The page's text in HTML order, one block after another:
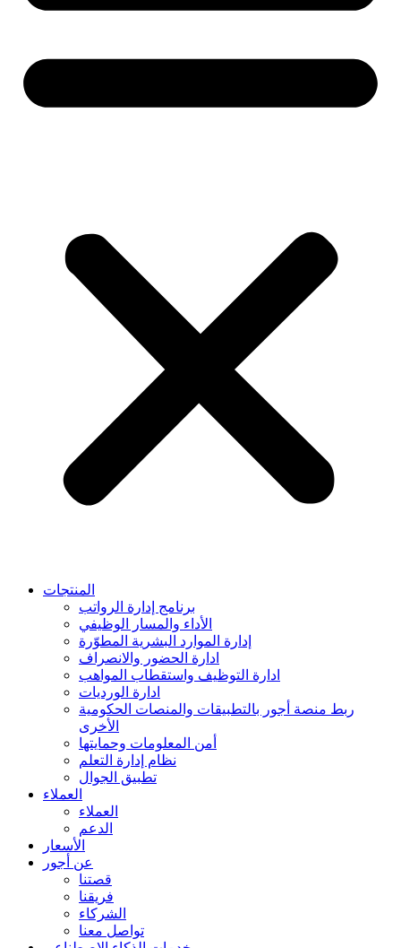
المنتجات
برنامج إدارة الرواتب
الأداء والمسار الوظيفي
إدارة الموارد البشرية المطوّرة
ادارة الحضور والانصراف
ادارة التوظيف واستقطاب المواهب
ادارة الورديات
ربط منصة أجور بالتطبيقات والمنصات الحكومية
الأخرى
أمن المعلومات وحمايتها
نظام إدارة التعلم
تطبيق الجوال
العملاء
العملاء
الدعم
الأسعار
عن أجور
قصتنا
فريقنا
الشركاء
تواصل معنا